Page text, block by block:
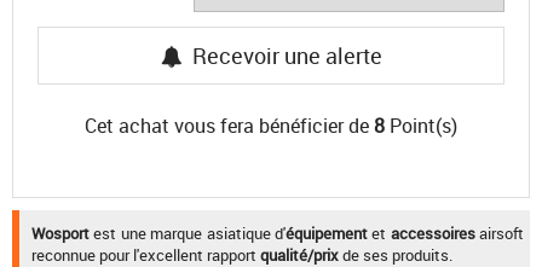
Recevoir une alerte
Cet achat vous fera bénéficier de8 Point(s)
Wosportest une marque asiatique d'équipementet accessoiresairsoft
reconnue pour l'excellent rapport qualité/prixde ses produits.